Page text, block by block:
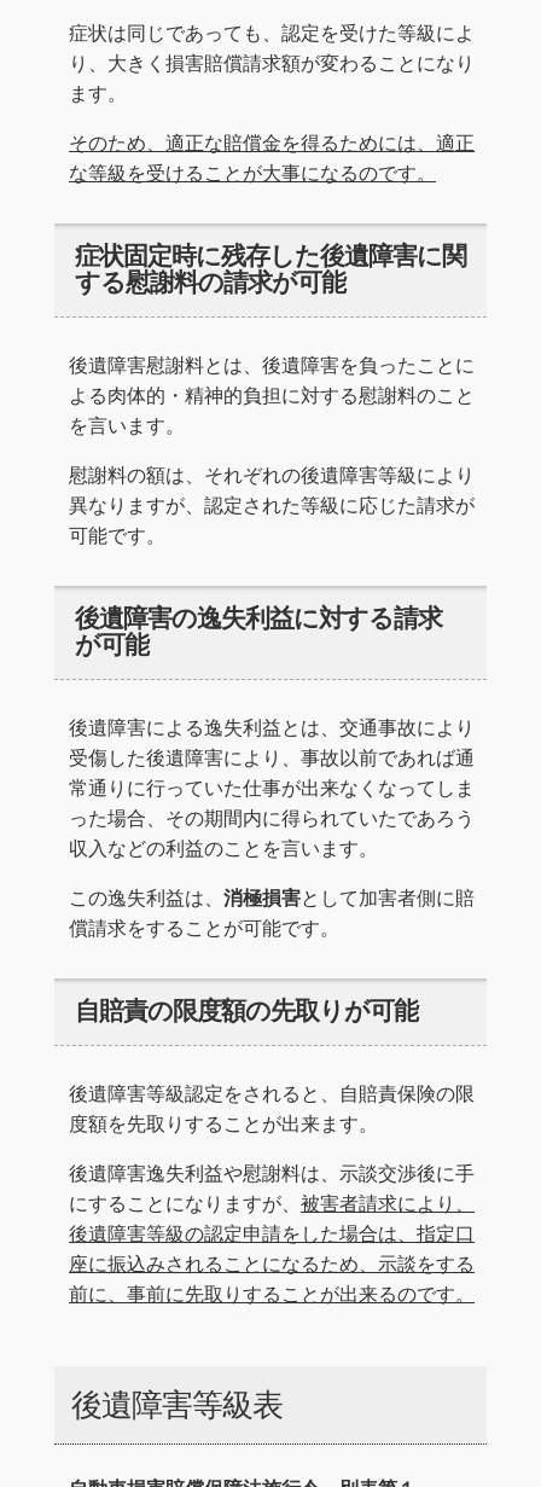
症状は同じであっても、認定を受けた等級によ
り、大きく損害賠償請求額が変わることになり
ます。
そのため、適正な賠償金を得るためには、適正
な等級を受けることが大事になるのです。
症状固定時に残存した後遺障害に関
する慰謝料の請求が可能
後遺障害慰謝料とは、後遺障害を負ったことに
よる肉体的・精神的負担に対する慰謝料のこと
を言います。
慰謝料の額は、それぞれの後遺障害等級により
異なりますが、認定された等級に応じた請求が
可能です。
後遺障害の逸失利益に対する請求
が可能
後遺障害による逸失利益とは、交通事故により
受傷した後遺障害により、事故以前であれば通
常通りに行っていた仕事が出来なくなってしま
った場合、その期間内に得られていたであろう
収入などの利益のことを言います。
この逸失利益は、 消極損害として加害者側に賠
償請求をすることが可能です。
自賠責の限度額の先取りが可能
後遺障害等級認定をされると、自賠責保険の限
度額を先取りすることが出来ます。
後遺障害逸失利益や慰謝料は、示談交渉後に手
にすることになりますが、 被害者請求により、
後遺障害等級の認定申請をした場合は、指定口
座に振込みされることになるため、示談をする
前に、事前に先取りすることが出来るのです。
後遺障害等級表